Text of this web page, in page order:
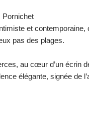
Pornichet
et
pas des plages.
au cœur d’un écrin
élégante, signée de